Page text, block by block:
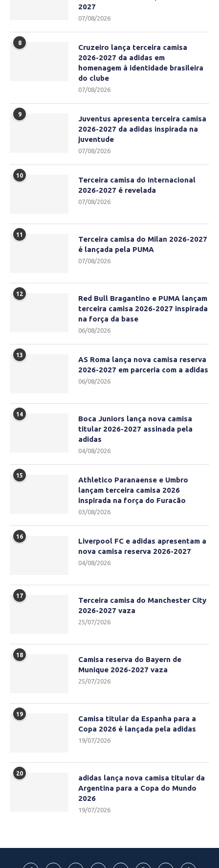
2027
07/08/2026
8
Cruzeiro lança terceira camisa
2026-2027 da adidas em
homenagem à identidade brasileira
do clube
07/08/2026
9
Juventus apresenta terceira camisa
2026-2027 da adidas inspirada na
juventude
07/08/2026
10
Terceira camisa do Internacional
2026-2027 é revelada
07/08/2026
11
Terceira camisa do Milan 2026-2027
é lançada pela PUMA
07/08/2026
12
Red Bull Bragantino e PUMA lançam
terceira camisa 2026-2027 inspirada
na força da base
06/08/2026
13
AS Roma lança nova camisa reserva
2026-2027 em parceria com a adidas
06/08/2026
14
Boca Juniors lança nova camisa
titular 2026-2027 assinada pela
adidas
04/08/2026
15
Athletico Paranaense e Umbro
lançam terceira camisa 2026
inspirada na força do Furacão
03/08/2026
16
Liverpool FC e adidas apresentam a
nova camisa reserva 2026-2027
04/08/2026
17
Terceira camisa do Manchester City
2026-2027 vaza
25/07/2026
18
Camisa reserva do Bayern de
Munique 2026-2027 vaza
25/07/2026
19
Camisa titular da Espanha para a
Copa 2026 é lançada pela adidas
19/07/2026
20
adidas lança nova camisa titular da
Argentina para a Copa do Mundo
2026
19/07/2026